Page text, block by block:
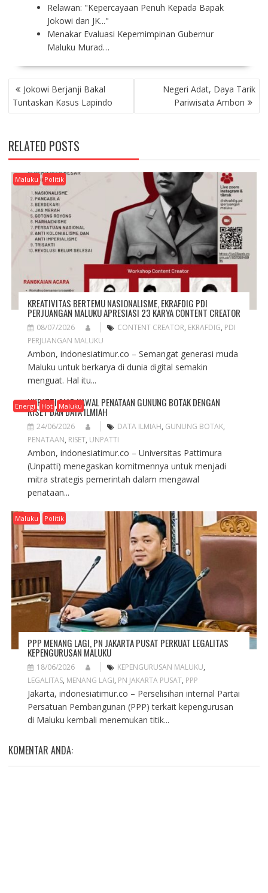
Relawan: "Kepercayaan Penuh Kepada Bapak
Jokowi dan JK..."
Menakar Evaluasi Kepemimpinan Gubernur
Maluku Murad…
P
O
S
N
A
V
G
Jokowi Berjanji Bakal
Tuntaskan Kasus Lapindo
Negeri Adat, Daya Tarik
Pariwisata Ambon
RELATED POSTS
Maluku Politik
KREATIVITAS BERTEMU NASIONALISME, EKRAFDIG PDI
PERJUANGAN MALUKU APRESIASI 23 KARYA CONTENT CREATOR
08/07/2026 CONTENT CREATOR, EKRAFDIG, PDI
PERJUANGAN MALUKU
Ambon, indonesiatimur.co – Semangat generasi muda
Maluku untuk berkarya di dunia digital semakin
menguat. Hal itu...
Energi Hot Maluku
UNPATTI SIAP KAWAL PENATAAN GUNUNG BOTAK DENGAN
RISET DAN DATA ILMIAH
24/06/2026 DATA ILMIAH, GUNUNG BOTAK,
PENATAAN, RISET, UNPATTI
Ambon, indonesiatimur.co – Universitas Pattimura
(Unpatti) menegaskan komitmennya untuk menjadi
mitra strategis pemerintah dalam mengawal
penataan...
Maluku Politik
PPP MENANG LAGI, PN JAKARTA PUSAT PERKUAT LEGALITAS
KEPENGURUSAN MALUKU
18/06/2026 KEPENGURUSAN MALUKU,
LEGALITAS, MENANG LAGI, PN JAKARTA PUSAT, PPP
Jakarta, indonesiatimur.co – Perselisihan internal Partai
Persatuan Pembangunan (PPP) terkait kepengurusan
di Maluku kembali menemukan titik...
KOMENTAR ANDA: